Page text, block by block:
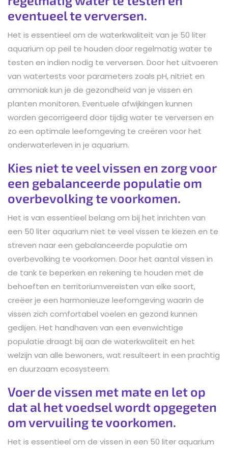
eventueel te verversen.
Het is essentieel om de waterkwaliteit van je 50 liter
aquarium op peil te houden door regelmatig water te
testen en indien nodig te verversen. Door het uitvoeren
van watertests voor parameters zoals pH, nitriet en
ammoniak kun je de gezondheid van je vissen en
planten monitoren. Eventuele afwijkingen kunnen
worden gecorrigeerd door tijdig water te verversen en
zo een optimale leefomgeving te creëren voor het
onderwaterleven in je aquarium.
Kies niet te veel vissen en zorg voor
een gebalanceerde populatie om
overbevolking te voorkomen.
Het is van essentieel belang om bij het inrichten van
een 50 liter aquarium niet te veel vissen te kiezen en te
streven naar een gebalanceerde populatie om
overbevolking te voorkomen. Door het aantal vissen in
de tank te beperken en rekening te houden met de
behoeften en territoriumvereisten van elke soort,
creëer je een harmonieuze leefomgeving waarin de
vissen zich comfortabel voelen en gezond kunnen
gedijen. Het handhaven van een evenwichtige
populatie draagt bij aan de waterkwaliteit en het
welzijn van alle bewoners, wat resulteert in een prachtig
en duurzaam ecosysteem.
Voer de vissen met mate en let op
dat al het voedsel wordt opgegeten
om vervuiling te voorkomen.
Het is essentieel om de vissen in een 50 liter aquarium